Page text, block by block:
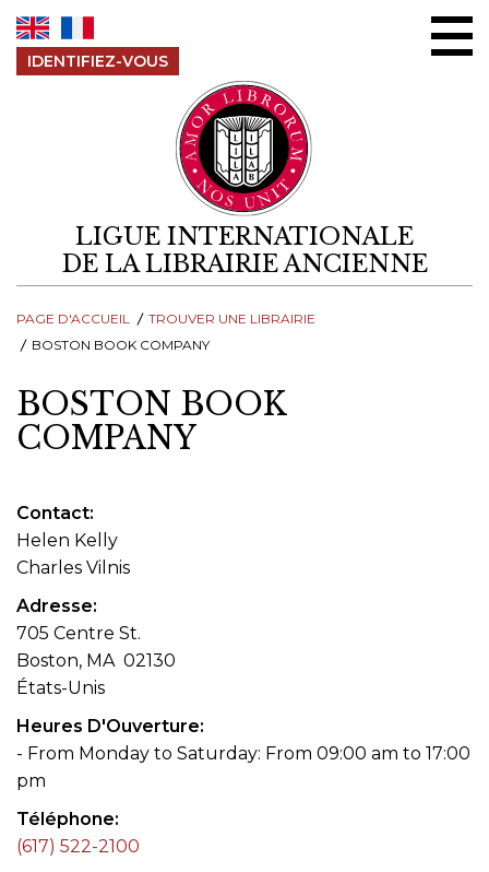
IDENTIFIEZ-VOUS
LIGUE INTERNATIONALE
DE LA LIBRAIRIE ANCIENNE
PAGE D'ACCUEIL
TROUVER UNE LIBRAIRIE
BOSTON BOOK COMPANY
BOSTON BOOK
COMPANY
Contact
Helen Kelly
Charles Vilnis
Adresse
705 Centre St.
Boston, MA 02130
États-Unis
Heures D'Ouverture
- From Monday to Saturday: From 09:00 am to 17:00
pm
Téléphone
(617) 522-2100